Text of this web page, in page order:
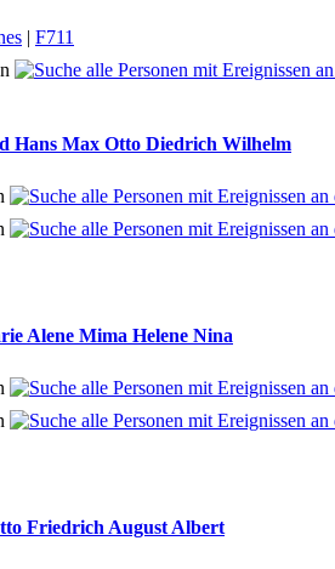
| F711
Hans Max Otto Diedrich Wilhelm
Alene Mima Helene Nina
Friedrich August Albert